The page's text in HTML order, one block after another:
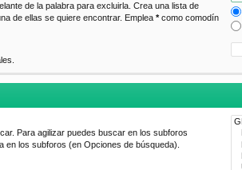
de la palabra para excluirla. Crea una lista de
de ellas se quiere encontrar. Emplea *como comodín
Para agilizar puedes buscar en los subforos
en los subforos (en Opciones de búsqueda).